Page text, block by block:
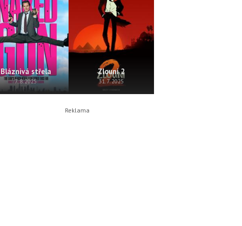
Bláznivá střela
7. 8. 2025
Zlouni 2
31. 7. 2025